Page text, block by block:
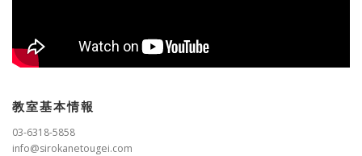
教室基本情報
03-6318-5858
info@sirokanetougei.com